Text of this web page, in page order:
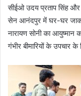
सीईओ उदय प्रताप सिंह और
सेन आनंदपुर में घर-घर
नारायण सोनी का आयुष्मान
गंभीर बीमारियों के